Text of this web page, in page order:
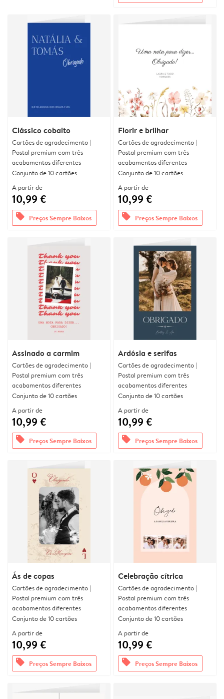
Clássico cobalto
Cartões de agradecimento |
Postal premium com três
acabamentos diferentes
Conjunto de 10 cartões
A partir de
10,99 €
offers Preços Sempre Baixos
Florir e brilhar
Cartões de agradecimento |
Postal premium com três
acabamentos diferentes
Conjunto de 10 cartões
A partir de
10,99 €
offers Preços Sempre Baixos
Assinado a carmim
Cartões de agradecimento |
Postal premium com três
acabamentos diferentes
Conjunto de 10 cartões
A partir de
10,99 €
offers Preços Sempre Baixos
Ardósia e serifas
Cartões de agradecimento |
Postal premium com três
acabamentos diferentes
Conjunto de 10 cartões
A partir de
10,99 €
offers Preços Sempre Baixos
Ás de copas
Cartões de agradecimento |
Postal premium com três
acabamentos diferentes
Conjunto de 10 cartões
A partir de
10,99 €
offers Preços Sempre Baixos
Celebração cítrica
Cartões de agradecimento |
Postal premium com três
acabamentos diferentes
Conjunto de 10 cartões
A partir de
10,99 €
offers Preços Sempre Baixos